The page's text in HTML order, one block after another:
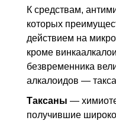
К средствам,
которых
действием на
кроме
безвременника
алкалоидов —
Таксаны —
получившие